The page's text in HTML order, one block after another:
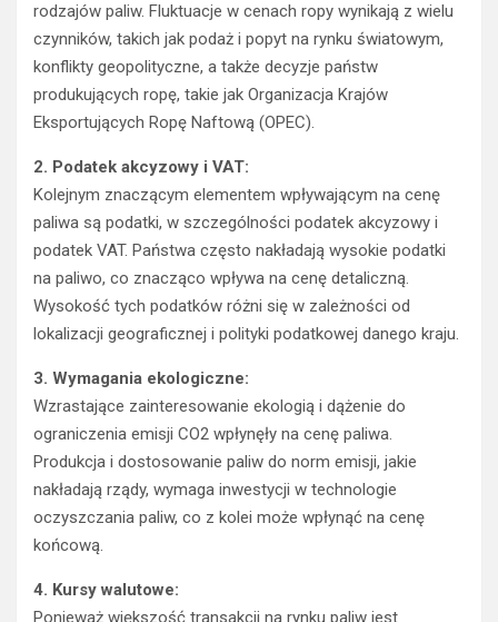
rodzajów paliw. Fluktuacje w cenach ropy wynikają z wielu
czynników, takich jak podaż i popyt na rynku światowym,
konflikty geopolityczne, a także decyzje państw
produkujących ropę, takie jak Organizacja Krajów
Eksportujących Ropę Naftową (OPEC).
2. Podatek akcyzowy i VAT:
Kolejnym znaczącym elementem wpływającym na cenę
paliwa są podatki, w szczególności podatek akcyzowy i
podatek VAT. Państwa często nakładają wysokie podatki
na paliwo, co znacząco wpływa na cenę detaliczną.
Wysokość tych podatków różni się w zależności od
lokalizacji geograficznej i polityki podatkowej danego kraju.
3. Wymagania ekologiczne:
Wzrastające zainteresowanie ekologią i dążenie do
ograniczenia emisji CO2 wpłynęły na cenę paliwa.
Produkcja i dostosowanie paliw do norm emisji, jakie
nakładają rządy, wymaga inwestycji w technologie
oczyszczania paliw, co z kolei może wpłynąć na cenę
końcową.
4. Kursy walutowe:
Ponieważ większość transakcji na rynku paliw jest